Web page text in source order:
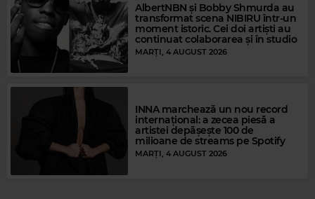
Magic Relax
YANN MULLER –DREAMS
AlbertNBN și Bobby Shmurda au
transformat scena NIBIRU într-un
moment istoric. Cei doi artiști au
continuat colaborarea și în studio
MARȚI, 4 AUGUST 2026
INNA marchează un nou record
internațional: a zecea piesă a
artistei depășește 100 de
milioane de streams pe Spotify
MARȚI, 4 AUGUST 2026